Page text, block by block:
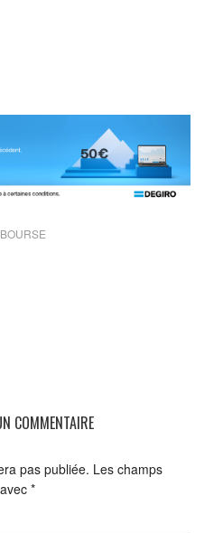
COMMENTAIRE
pas publiée. Les champs
*